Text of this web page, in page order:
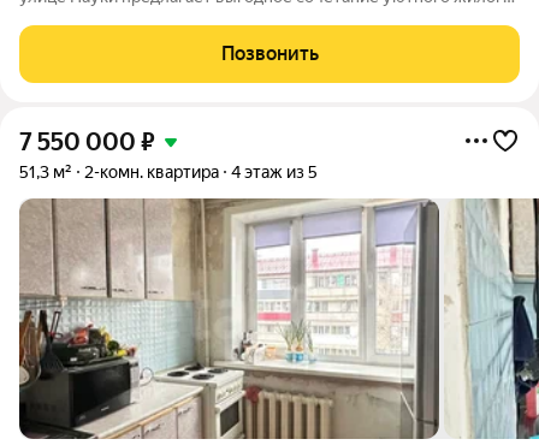
расположен в середине дома, что обеспечивает повышенную
теплоизоляцию и тишину. В квартире
Позвонить
7 550 000 ₽
51,3 м² 2-комн. квартира 4 этаж из 5